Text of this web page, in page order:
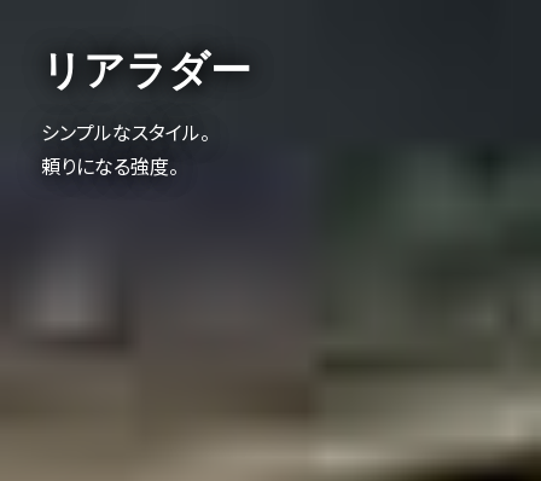
リアラダー
シンプルなスタイル。
頼りになる強度。